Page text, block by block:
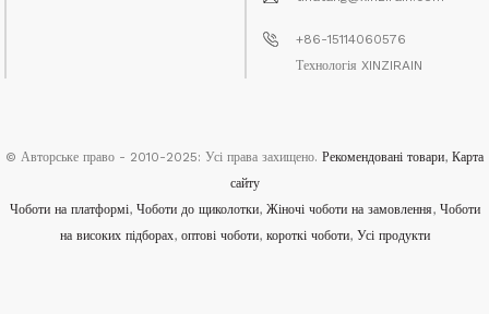
+86-15114060576
Технологія XINZIRAIN
© Авторське право - 2010-2025: Усі права захищено. Рекомендовані товари, Карта
сайту
Чоботи на платформі, Чоботи до щиколотки, Жіночі чоботи на замовлення, Чоботи
на високих підборах, оптові чоботи, короткі чоботи, Усі продукти